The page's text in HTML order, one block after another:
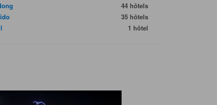
44 hôtels
35 hôtels
1 hôtel